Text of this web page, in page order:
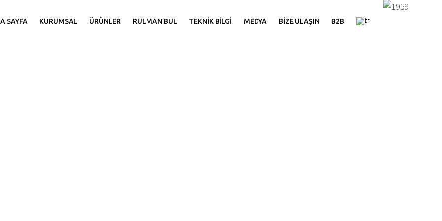
SAYFA KURUMSAL ÜRÜNLER RULMAN BUL TEKNİK BİLGİ MEDYA BİZE ULAŞIN B2B
Hakkımızda